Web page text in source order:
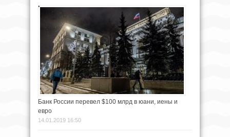
Банк России перевел $100 млрд в юани, иены и
евро
14.01.2019 16:50